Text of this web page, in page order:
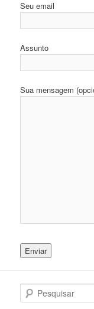
Seu email
Assunto
Sua mensagem
e